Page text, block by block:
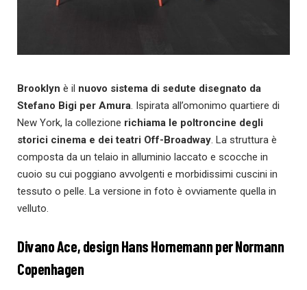
Brooklyn è il nuovo sistema di sedute disegnato da
Stefano Bigi per Amura. Ispirata all’omonimo quartiere di
New York, la collezione richiama le poltroncine degli
storici cinema e dei teatri Off-Broadway. La struttura è
composta da un telaio in alluminio laccato e scocche in
cuoio su cui poggiano avvolgenti e morbidissimi cuscini in
tessuto o pelle. La versione in foto è ovviamente quella in
velluto.
Divano Ace,design Hans Hornemannper Normann
Copenhagen